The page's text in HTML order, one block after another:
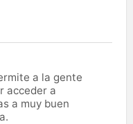
a la gente
acceder a
a muy buen